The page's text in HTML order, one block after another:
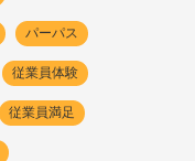
パーパス
従業員体験
従業員満足